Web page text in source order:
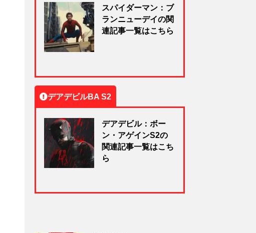
スパイダーマン：ブ
ランニューデイの関
連記事一覧はこちら
デアデビルBA S2
デアデビル：ボー
ン・アゲインS2の
関連記事一覧はこち
ら